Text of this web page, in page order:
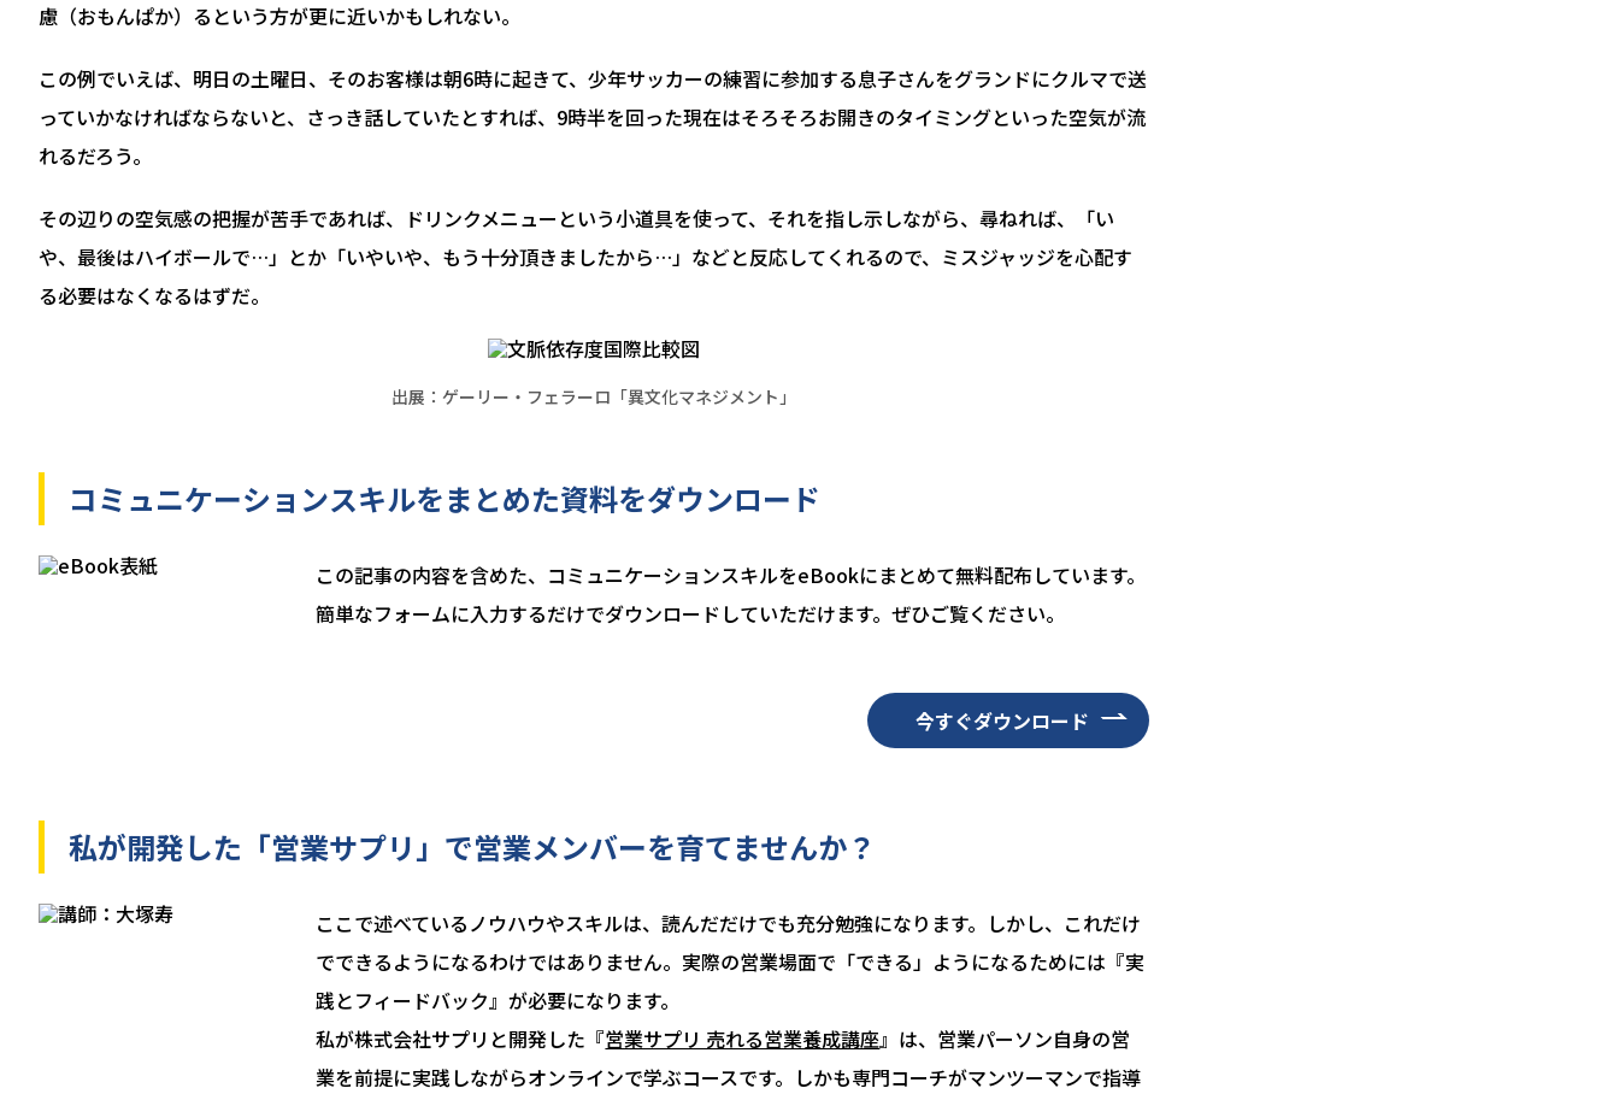
慮（おもんぱか）るという方が更に近いかもしれない。
この例でいえば、明日の土曜日、そのお客様は朝6時に起きて、少年サッカーの練習に参加する息子さんをグランドにクルマで送
っていかなければならないと、さっき話していたとすれば、9時半を回った現在はそろそろお開きのタイミングといった空気が流
れるだろう。
その辺りの空気感の把握が苦手であれば、ドリンクメニューという小道具を使って、それを指し示しながら、尋ねれば、「い
や、最後はハイボールで…」とか「いやいや、もう十分頂きましたから…」などと反応してくれるので、ミスジャッジを心配す
る必要はなくなるはずだ。
出展：ゲーリー・フェラーロ「異文化マネジメント」
コミュニケーションスキルをまとめた資料をダウンロード
この記事の内容を含めた、コミュニケーションスキルをeBookにまとめて無料配布しています。
簡単なフォームに入力するだけでダウンロードしていただけます。ぜひご覧ください。
今すぐダウンロード
私が開発した「営業サプリ」で営業メンバーを育てませんか？
ここで述べているノウハウやスキルは、読んだだけでも充分勉強になります。しかし、これだけ
でできるようになるわけではありません。実際の営業場面で「できる」ようになるためには『実
践とフィードバック』が必要になります。
私が株式会社サプリと開発した『営業サプリ 売れる営業養成講座』は、営業パーソン自身の営
業を前提に実践しながらオンラインで学ぶコースです。しかも専門コーチがマンツーマンで指導